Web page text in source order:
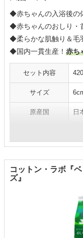
◆赤ちゃんの入浴後の
◆赤ちゃんのおしり・
◆柔らかな肌触り＆毛
◆国内一貫生産！ 赤ち
セット内容
サイズ
原産国 日
コットン・ラボ『
ズ』